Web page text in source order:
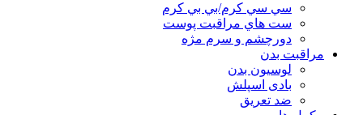
سي سي كرم/بي بي كرم
ست هاي مراقبت پوست
دورچشم و سرم مژه
مراقبت بدن
لوسیون بدن
بادی اسپلش
ضد تعریق